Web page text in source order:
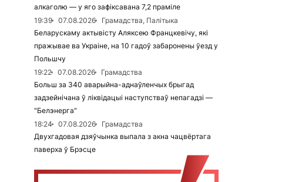
алкаголю — у яго зафіксавана 7,2 праміле
19:39
07.08.2026
Грамадства, Палітыка
Беларускаму актывісту Аляксею Францкевічу, які
пражывае ва Украіне, на 10 гадоў забаронены ўезд у
Польшчу
19:22
07.08.2026
Грамадства
Больш за 340 аварыйна-аднаўленчых брыгад
задзейнічана ў ліквідацыі наступстваў непагадзі —
"Белэнерга"
18:24
07.08.2026
Грамадства
Двухгадовая дзяўчынка выпала з акна чацвёртага
паверха ў Брэсце